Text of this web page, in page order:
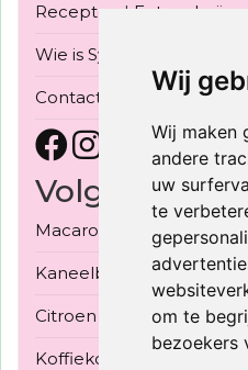
Wij
Wij maken
andere
uw
te
om te
bezoekers
Recepten|Fotogalerij
Wie is Sylvia Konior
Contact
Volgende
Macarons met 3
Kaneelbroodjes 3
Citroen meringue taart -
Koffiekoeken, gerezen